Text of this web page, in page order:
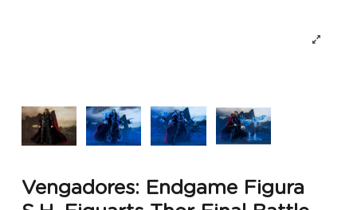
Vengadores: Endgame Figura